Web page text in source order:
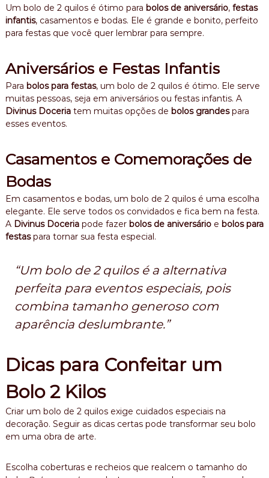
Um bolo de 2 quilos é ótimo para bolos de aniversário, festas
infantis, casamentos e bodas. Ele é grande e bonito, perfeito
para festas que você quer lembrar para sempre.
Aniversários e Festas Infantis
Para bolos para festas, um bolo de 2 quilos é ótimo. Ele serve
muitas pessoas, seja em aniversários ou festas infantis. A
Divinus Doceriatem muitas opções de bolos grandespara
esses eventos.
Casamentos e Comemorações de
Bodas
Em casamentos e bodas, um bolo de 2 quilos é uma escolha
elegante. Ele serve todos os convidados e fica bem na festa.
A Divinus Doceriapode fazer bolos de aniversárioe bolos para
festaspara tornar sua festa especial.
“Um bolo de 2 quilos é a alternativa
perfeita para eventos especiais, pois
combina tamanho generoso com
aparência deslumbrante.”
Dicas para Confeitar um
Bolo 2 Kilos
Criar um bolo de 2 quilos exige cuidados especiais na
decoração. Seguir as dicas certas pode transformar seu bolo
em uma obra de arte.
Escolha coberturas e recheios que realcem o tamanho do